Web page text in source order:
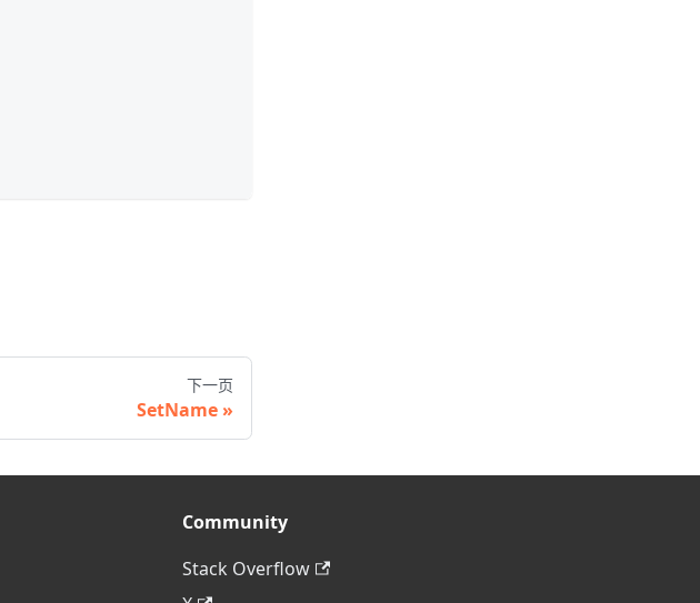
下一页
SetName
Community
Stack Overflow